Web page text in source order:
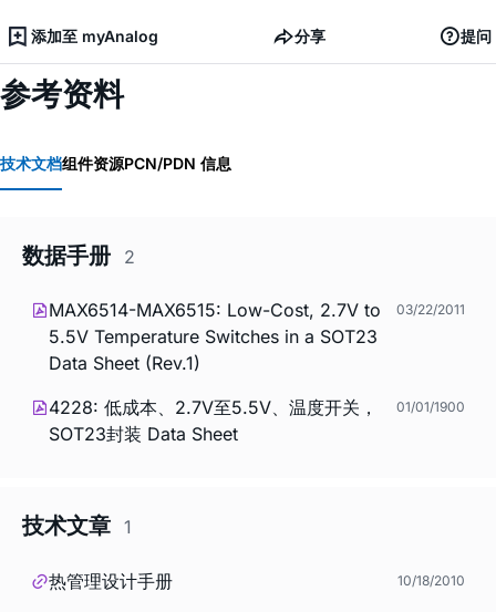
添加至 myAnalog 分享 提问
参考资料
技术文档组件资源PCN/PDN 信息
数据手册 2
MAX6514-MAX6515: Low-Cost, 2.7V to
5.5V Temperature Switches in a SOT23
Data Sheet (Rev.1)
03/22/2011
4228: 低成本、2.7V至5.5V、温度开关，
SOT23封装 Data Sheet
01/01/1900
技术文章 1
热管理设计手册 10/18/2010